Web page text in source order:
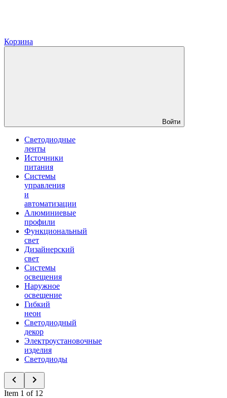
Корзина
Войти
Светодиодные
ленты
Источники
питания
Системы
управления
и
автоматизации
Алюминиевые
профили
Функциональный
свет
Дизайнерский
свет
Системы
освещения
Наружное
освещение
Гибкий
неон
Светодиодный
декор
Электроустановочные
изделия
Светодиоды
Item 1 of 12